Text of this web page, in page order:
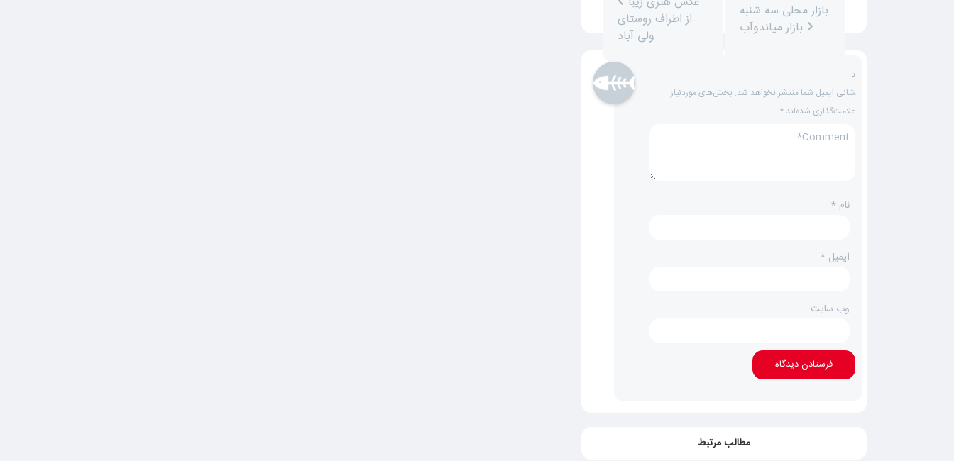
از اطراف روستای
ولی آباد
بازار محلی سه شنبه
ن
شانی ایمیل شما منتشر نخواهد شد. بخش‌های موردنیاز
علامت‌گذاری شده‌اند*
نام*
ایمیل*
وب‌ سایت
مطالب مرتبط